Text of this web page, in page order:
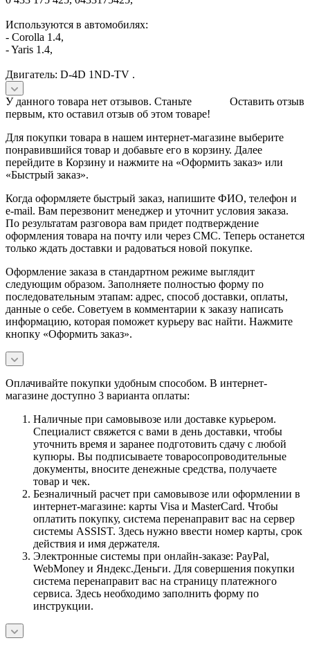
Используются в автомобилях:
- Corolla 1.4,
- Yaris 1.4,
Двигатель: D-4D 1ND-TV .
Оставить отзыв
У данного товара нет отзывов. Станьте
первым, кто оставил отзыв об этом товаре!
Для покупки товара в нашем интернет-магазине выберите
понравившийся товар и добавьте его в корзину. Далее
перейдите в Корзину и нажмите на «Оформить заказ» или
«Быстрый заказ».
Когда оформляете быстрый заказ, напишите ФИО, телефон и
e-mail. Вам перезвонит менеджер и уточнит условия заказа.
По результатам разговора вам придет подтверждение
оформления товара на почту или через СМС. Теперь останется
только ждать доставки и радоваться новой покупке.
Оформление заказа в стандартном режиме выглядит
следующим образом. Заполняете полностью форму по
последовательным этапам: адрес, способ доставки, оплаты,
данные о себе. Советуем в комментарии к заказу написать
информацию, которая поможет курьеру вас найти. Нажмите
кнопку «Оформить заказ».
Оплачивайте покупки удобным способом. В интернет-
магазине доступно 3 варианта оплаты:
Наличные при самовывозе или доставке курьером.
Специалист свяжется с вами в день доставки, чтобы
уточнить время и заранее подготовить сдачу с любой
купюры. Вы подписываете товаросопроводительные
документы, вносите денежные средства, получаете
товар и чек.
Безналичный расчет при самовывозе или оформлении в
интернет-магазине: карты Visa и MasterCard. Чтобы
оплатить покупку, система перенаправит вас на сервер
системы ASSIST. Здесь нужно ввести номер карты, срок
действия и имя держателя.
Электронные системы при онлайн-заказе: PayPal,
WebMoney и Яндекс.Деньги. Для совершения покупки
система перенаправит вас на страницу платежного
сервиса. Здесь необходимо заполнить форму по
инструкции.